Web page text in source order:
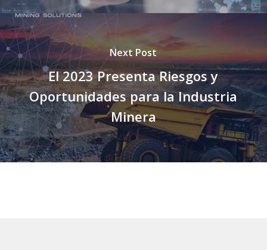
Next Post
El 2023 Presenta Riesgos y
Oportunidades para la Industria
Minera